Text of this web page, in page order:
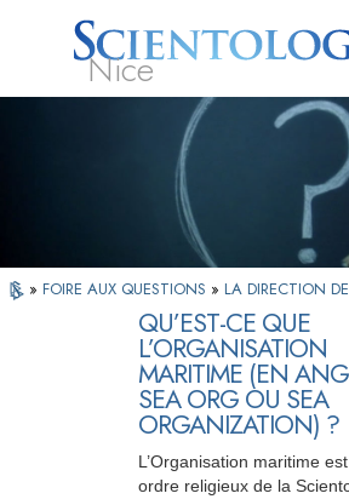
Nice
Qu’est-ce que la
Scientologie ?
» FOIRE AUX QUESTIONS » LA DIRECTION
QU’EST-CE QUE
L’ORGANISATION
MARITIME (EN
SEA ORG OU SEA
ORGANIZATION) ?
L’Organisation maritime
ordre religieux de la